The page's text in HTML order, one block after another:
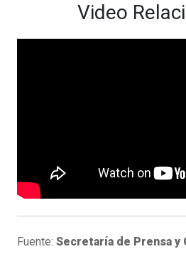
Video
Fuente: Secretaría de Prensa y